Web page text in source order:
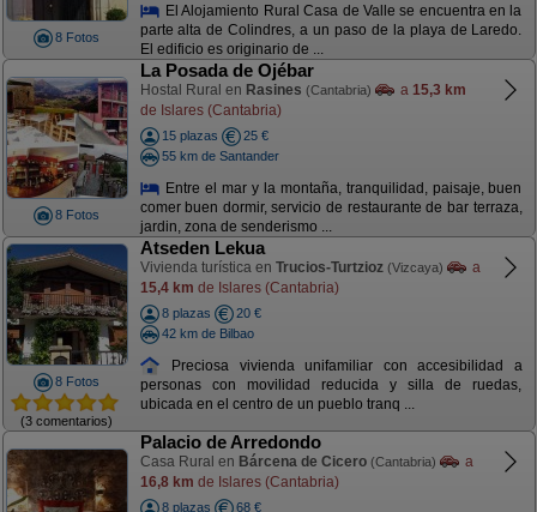
8 Fotos
El Alojamiento Rural Casa de Valle se encuentra en la
parte alta de Colindres, a un paso de la playa de Laredo.
El edificio es originario de ...
8 Fotos
La Posada de Ojébar
Hostal Rural en Rasines (Cantabria) a 15,3 km
de Islares (Cantabria)
15 plazas
25 €
55 km de Santander
Entre el mar y la montaña, tranquilidad, paisaje, buen
comer buen dormir, servicio de restaurante de bar terraza,
jardin, zona de senderismo ...
8 Fotos
(3 comentarios)
Atseden Lekua
Vivienda turística en Trucios-Turtzioz (Vizcaya)
a
15,4 km de Islares (Cantabria)
8 plazas
20 €
42 km de Bilbao
Preciosa vivienda unifamiliar con accesibilidad a
personas con movilidad reducida y silla de ruedas,
ubicada en el centro de un pueblo tranq ...
Palacio de Arredondo
Casa Rural en Bárcena de Cicero (Cantabria)
a
16,8 km de Islares (Cantabria)
8 plazas
68 €